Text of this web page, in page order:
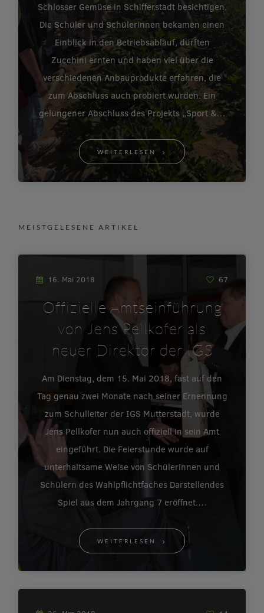
Schlosser Gemüse in Schifferstadt besichtigen.
Die Schüler und Schülerinnen bekamen einen
Einblick in den Betriebsablauf, durften
Zucchini ernten und haben viel über die
verschiedenen Anbauprodukte erfahren, die
zum Abschluss auch probiert wurden. Ein
gelungener Abschluss des Projekts „Sport &…
WEITERLESEN
MEISTGELESENE ARTIKEL
16. Mai 2018 67
Offizielle Amtseinführung
von Jens Pellkofer als
neuer Direktor der IGS
Am Dienstag, dem 15. Mai 2018, fast auf den
Tag genau zwei Monate nach seiner Ernennung
zum Schulleiter der IGS Mutterstadt, wurde
Jens Pellkofer nun auch offiziell in sein Amt
eingeführt. Die Feierstunde wurde auf
unterhaltsame Weise von Schülerinnen und
Schülern des Wahlpflichtfaches Darstellendes
Spiel aus dem Jahrgang 7 eröffnet.…
WEITERLESEN